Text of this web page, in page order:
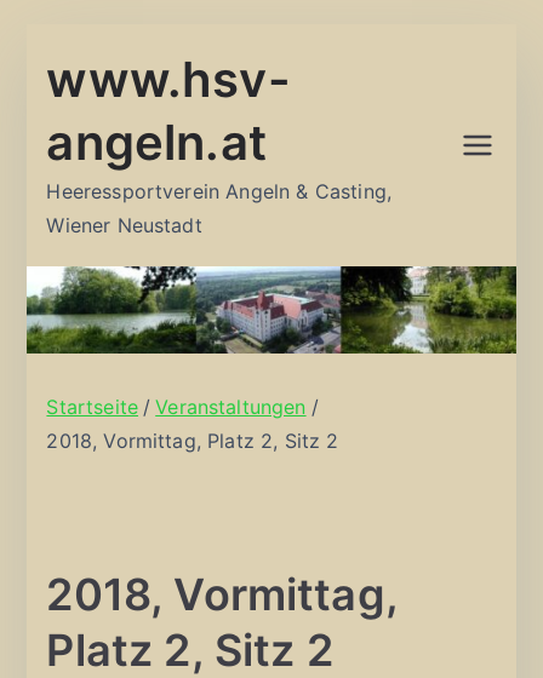
Inhalt
www.hsv-
angeln.at
Heeressportverein Angeln & Casting,
Wiener Neustadt
Startseite
Veranstaltungen
2018, Vormittag, Platz 2, Sitz 2
2018, Vormittag,
Platz 2, Sitz 2